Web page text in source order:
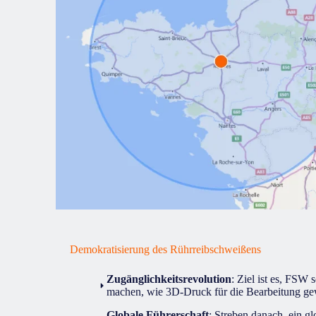
Demokratisierung des Rührreibschweißens
Zugänglichkeitsrevolution: Ziel ist es, FSW
machen, wie 3D-Druck für die Bearbeitung